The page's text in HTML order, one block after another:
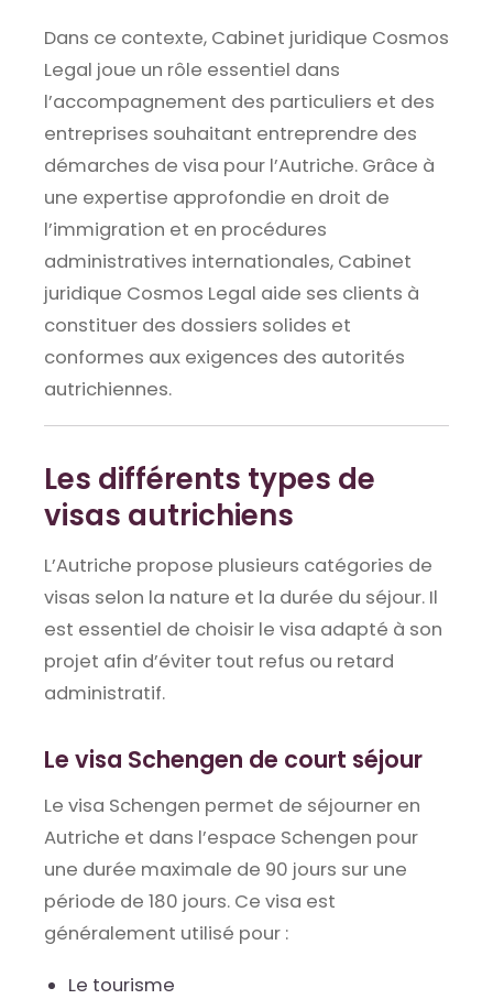
Dans ce contexte, Cabinet juridique Cosmos
Legal joue un rôle essentiel dans
l’accompagnement des particuliers et des
entreprises souhaitant entreprendre des
démarches de visa pour l’Autriche. Grâce à
une expertise approfondie en droit de
l’immigration et en procédures
administratives internationales, Cabinet
juridique Cosmos Legal aide ses clients à
constituer des dossiers solides et
conformes aux exigences des autorités
autrichiennes.
Les différents types de
visas autrichiens
L’Autriche propose plusieurs catégories de
visas selon la nature et la durée du séjour. Il
est essentiel de choisir le visa adapté à son
projet afin d’éviter tout refus ou retard
administratif.
Le visa Schengen de court séjour
Le visa Schengen permet de séjourner en
Autriche et dans l’espace Schengen pour
une durée maximale de 90 jours sur une
période de 180 jours. Ce visa est
généralement utilisé pour :
Le tourisme